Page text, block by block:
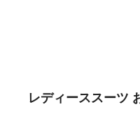
レディーススーツ